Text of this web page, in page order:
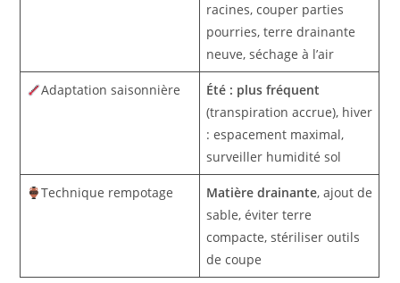
racines, couper parties
pourries, terre drainante
neuve, séchage à l’air
Adaptation saisonnière
Été : plus fréquent
(transpiration accrue), hiver
: espacement maximal,
surveiller humidité sol
Technique rempotage Matière drainante, ajout de
sable, éviter terre
compacte, stériliser outils
de coupe